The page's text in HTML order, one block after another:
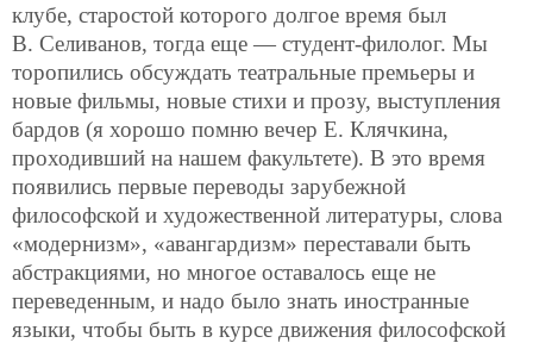
клубе, старостой которого долгое время был
В. Селиванов, тогда еще — студент-филолог. Мы
торопились обсуждать театральные премьеры и
новые фильмы, новые стихи и прозу, выступления
бардов (я хорошо помню вечер Е. Клячкина,
проходивший на нашем факультете). В это время
появились первые переводы зарубежной
философской и художественной литературы, слова
«модернизм», «авангардизм» переставали быть
абстракциями, но многое оставалось еще не
переведенным, и надо было знать иностранные
языки, чтобы быть в курсе движения философской